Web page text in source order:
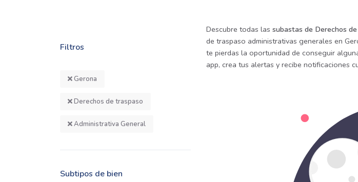
Filtros
Gerona
Derechos de traspaso
Administrativa General
Subtipos de bien
Descubre todas las subastas de Derechos
de traspaso administrativas generales en
te pierdas la oportunidad de conseguir
app, crea tus alertas y recibe notificaciones